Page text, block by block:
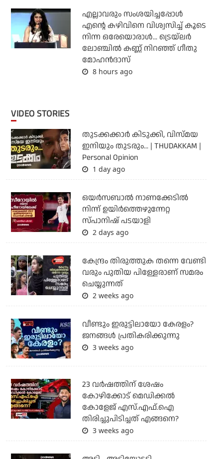
എല്ലാവരും സംശയിച്ചപ്പോള്‍
എന്റെ കഴിവിനെ വിശ്വസിച്ച് കൂടെ
നിന്ന ഒരേയൊരാള്‍... ട്രെയ്‌ലര്‍
ലോഞ്ചില്‍ കണ്ണ് നിറഞ്ഞ് ഗീതു
മോഹന്‍ദാസ്
8 hours ago
VIDEO STORIES
തുടക്കക്കാര്‍ കിടുക്കി, വിസ്മയ
ഇനിയും തുടരും... | THUDAKKAM |
Personal Opinion
1 day ago
ഒയര്‍സബാൽ നാണക്കേടിൽ
നിന്ന് ഉയിർത്തെഴുന്നേറ്റ
സ്പാനിഷ് പടയാളി
2 days ago
കേന്ദ്രം തിരുത്തുക തന്നെ വേണ്ടി
വരും പുതിയ പിള്ളേരാണ് സമരം
ചെയ്യുന്നത്
2 weeks ago
വീണ്ടും ഇരുട്ടിലായോ കേരളം?
ജനങ്ങൾ പ്രതികരിക്കുന്നു
3 weeks ago
23 വർഷത്തിന് ശേഷം
കോഴിക്കോട് മെഡിക്കൽ
കോളേജ് എസ്.എഫ്.ഐ
തിരിച്ചുപിടിച്ചത് എങ്ങനെ?
3 weeks ago